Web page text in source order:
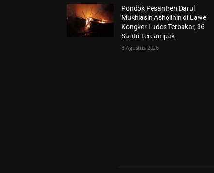
Pondok Pesantren Darul
Mukhlasin Asholihin di Lawe
Kongker Ludes Terbakar, 36
Santri Terdampak
8 Agustus 2026